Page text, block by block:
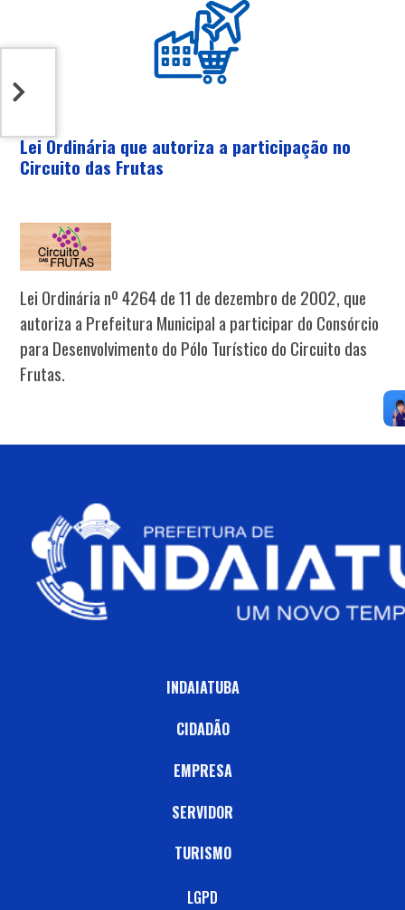
Lei Ordinária que autoriza a participação no
Circuito das Frutas
Lei Ordinária nº 4264 de 11 de dezembro de 2002, que
autoriza a Prefeitura Municipal a participar do Consórcio
para Desenvolvimento do Pólo Turístico do Circuito das
Frutas.
INDAIATUBA
CIDADÃO
EMPRESA
SERVIDOR
TURISMO
LGPD